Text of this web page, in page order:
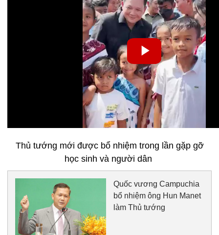
Thủ tướng mới được bổ nhiệm trong lần gặp gỡ
học sinh và người dân
Quốc vương Campuchia
bổ nhiệm ông Hun Manet
làm Thủ tướng